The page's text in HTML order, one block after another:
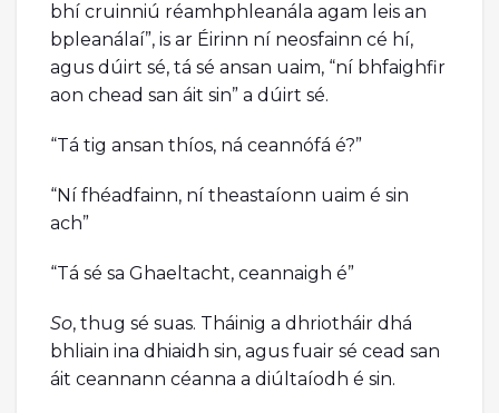
bhí cruinniú réamhphleanála agam leis an
bpleanálaí”, is ar Éirinn ní neosfainn cé hí,
agus dúirt sé, tá sé ansan uaim, “ní bhfaighfir
aon chead san áit sin” a dúirt sé.
“Tá tig ansan thíos, ná ceannófá é?”
“Ní fhéadfainn, ní theastaíonn uaim é sin
ach”
“Tá sé sa Ghaeltacht, ceannaigh é”
So, thug sé suas. Tháinig a dhriotháir dhá
bhliain ina dhiaidh sin, agus fuair sé cead san
áit ceannann céanna a diúltaíodh é sin.